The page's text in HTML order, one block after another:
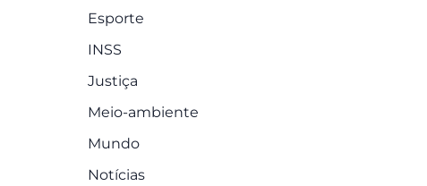
Esporte
INSS
Justiça
Meio-ambiente
Mundo
Notícias